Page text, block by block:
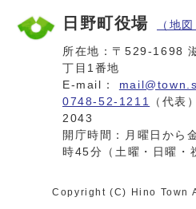
日野町役場 （地
所在地：〒529-1698
丁目1番地
E-mail：
0748-52-1211
（代
2043
開庁時間：月曜日か
時45分（土曜・日曜・
Copyright (C) Hino Town